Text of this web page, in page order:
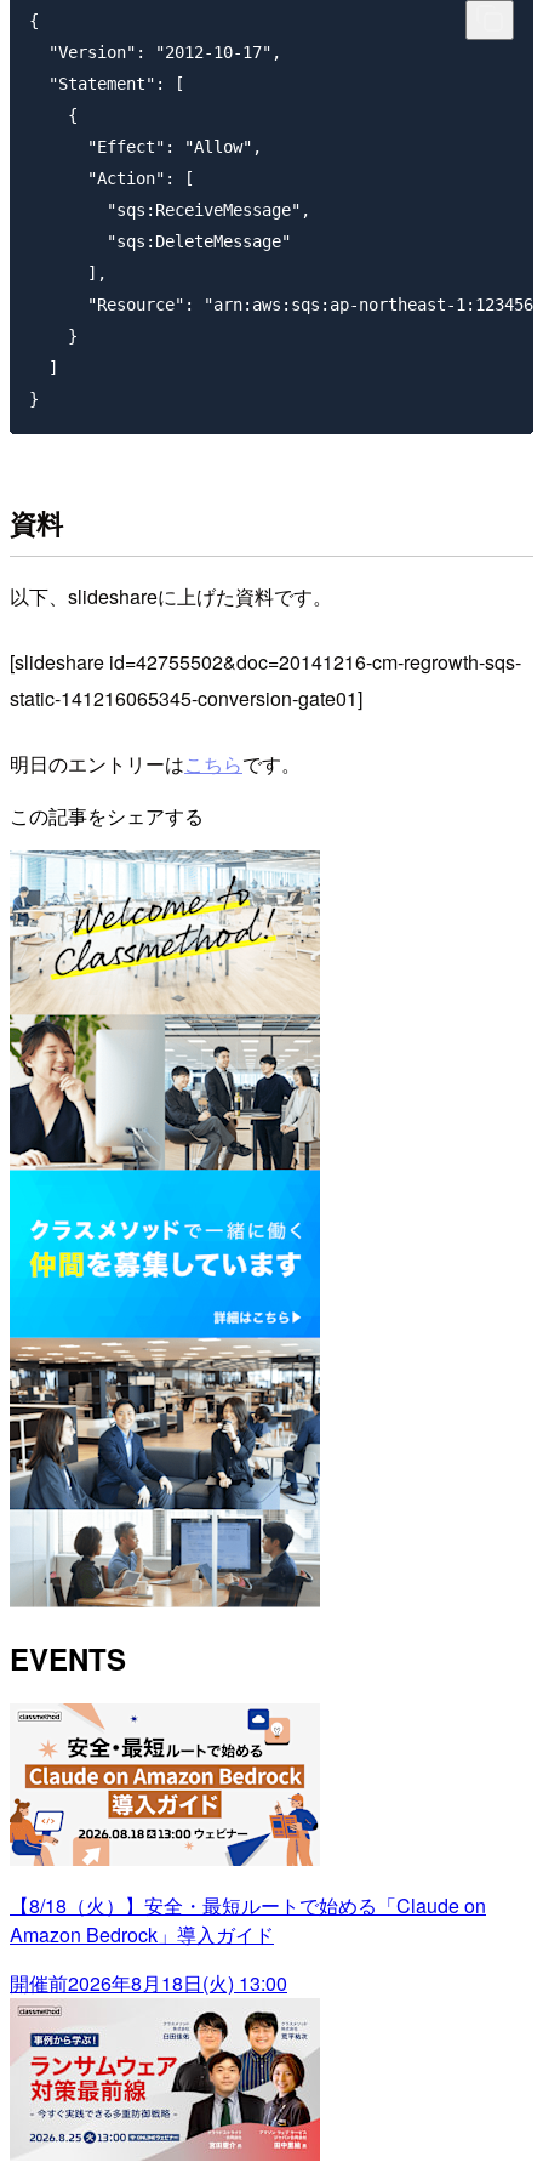
{
  "Version": "2012-10-17",
  "Statement": [
    {
      "Effect": "Allow",
      "Action": [
        "sqs:ReceiveMessage",
        "sqs:DeleteMessage"
      ],
"Resource": "arn:aws:sqs:ap-northeast-
    }
  ]
資料
以下、slideshareに上げた資料です。
[slideshare id=42755502&doc=20141216-cm-regrowth-sqs-
static-141216065345-conversion-gate01]
明日のエントリーはこちらです。
この記事をシェアする
EVENTS
【8/18（火）】安全・最短ルートで始める「Claude on
Amazon Bedrock」導入ガイド
開催前2026年8月18日(火) 13:00